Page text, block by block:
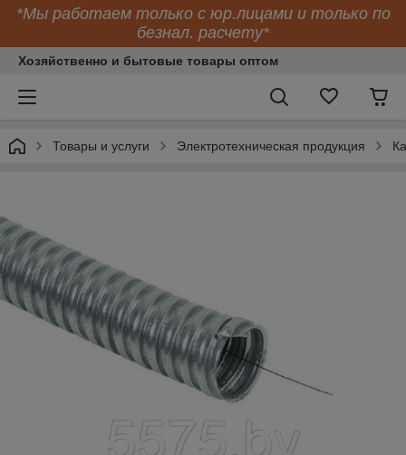
*Мы работаем только с юр.лицами и только по
безнал. расчету*
Хозяйственно и бытовые товары оптом
Товары и услуги Электротехническая продукция